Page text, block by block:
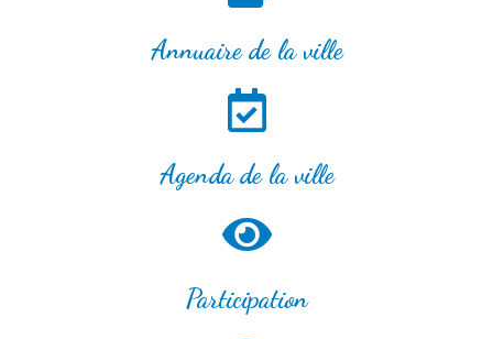
Annuaire de la ville
Agenda de la ville
Participation